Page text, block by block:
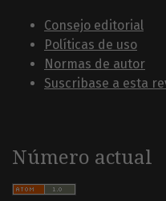
Consejo editorial
Políticas de uso
Normas de autor
Suscribase a esta
Número actual